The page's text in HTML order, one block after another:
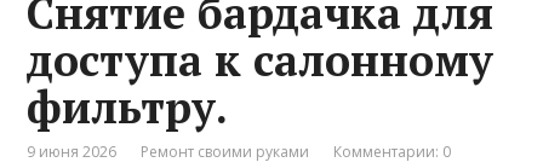
Снятие бардачка для
доступа к салонному
фильтру.
9 июня 2026 Ремонт своими руками Комментарии: 0